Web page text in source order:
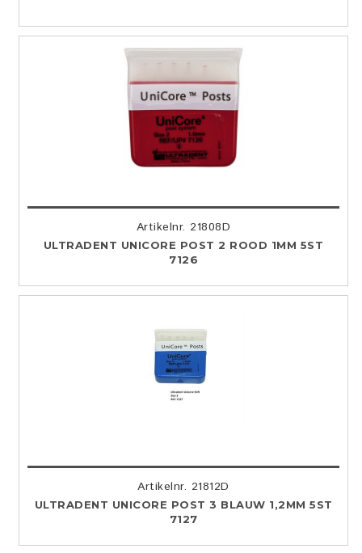
Artikelnr. 21808D
ULTRADENT UNICORE POST 2 ROOD 1MM 5ST
7126
Artikelnr. 21812D
ULTRADENT UNICORE POST 3 BLAUW 1,2MM 5ST
7127